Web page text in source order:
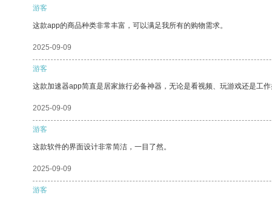
游客
这款app的商品种类非常丰富，可以满足我所有的购物需求。
2025-09-09
游客
这款加速器app简直是居家旅行必备神器，无论是看视频、玩游戏还是工
2025-09-09
游客
这款软件的界面设计非常简洁，一目了然。
2025-09-09
游客